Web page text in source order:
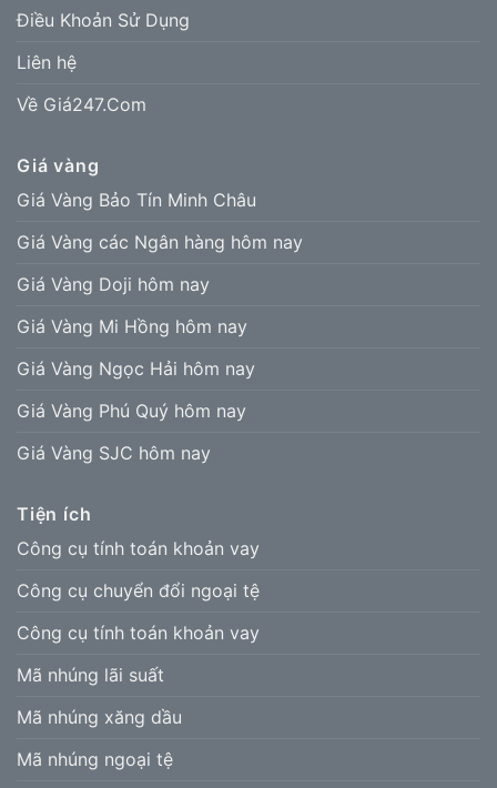
Điều Khoản Sử Dụng
Liên hệ
Về Giá247.Com
Giá vàng
Giá Vàng Bảo Tín Minh Châu
Giá Vàng các Ngân hàng hôm nay
Giá Vàng Doji hôm nay
Giá Vàng Mi Hồng hôm nay
Giá Vàng Ngọc Hải hôm nay
Giá Vàng Phú Quý hôm nay
Giá Vàng SJC hôm nay
Tiện ích
Công cụ tính toán khoản vay
Công cụ chuyển đổi ngoại tệ
Công cụ tính toán khoản vay
Mã nhúng lãi suất
Mã nhúng xăng dầu
Mã nhúng ngoại tệ